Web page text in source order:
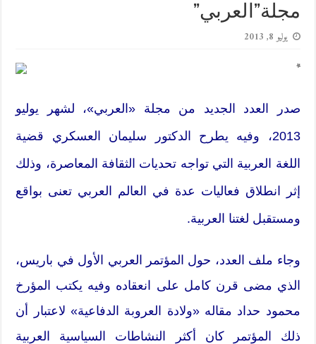
مجلة”العربي”
يوليو 8, 2013
*
صدر العدد الجديد من مجلة «العربي»، لشهر يوليو
2013، وفيه يطرح الدكتور سليمان العسكري قضية
اللغة العربية التي تواجه تحديات الثقافة المعاصرة، وذلك
إثر انطلاق فعاليات عدة في العالم العربي تعنى بواقع
ومستقبل لغتنا العربية.
وجاء ملف العدد، حول المؤتمر العربي الأول في باريس،
الذي مضى قرن كامل على انعقاده وفيه يكتب المؤرخ
محمود حداد مقاله «ولادة العروبة الدفاعية» لاعتبار أن
ذلك المؤتمر كان أكثر النشاطات السياسية العربية